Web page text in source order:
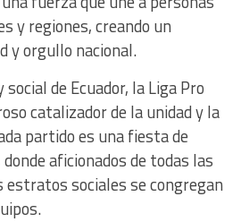
y regiones, creando un
y orgullo nacional.
de Ecuador, la Liga Pro
catalizador de la unidad y la
partido es una fiesta de
aficionados de todas las
estratos sociales se congregan